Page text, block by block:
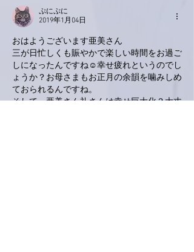
ぷにぷに
2019年1月04日
おはようございます亜美さん
三が日忙しくも賑やかで楽しい時間をお過ご
しになったんですね☺️幸せ疲れというのでし
ょうか？お母さまもお正月の余韻を噛みしめ
ておられるんですね。
そして、亜美さん礼さんは幸せ巨大化？大丈